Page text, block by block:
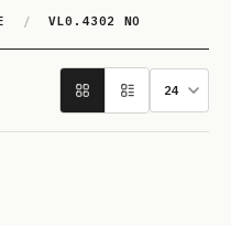
/ VL0.4302 NO
ai preferiti